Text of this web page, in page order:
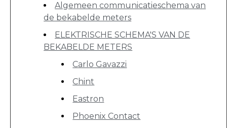
Algemeen communicatieschema van
de bekabelde meters
ELEKTRISCHE SCHEMA'S VAN DE
BEKABELDE METERS
Carlo Gavazzi
Chint
Eastron
Phoenix Contact